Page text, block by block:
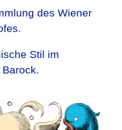
des Wiener
Stil im